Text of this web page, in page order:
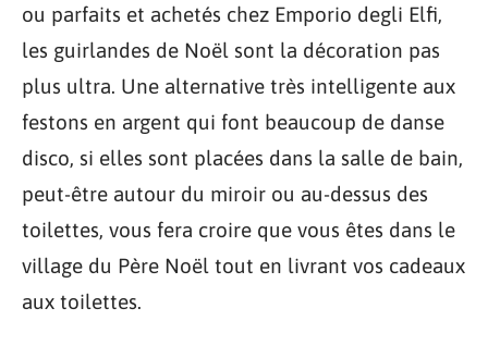
ou parfaits et achetés chez Emporio degli Elfi,
les guirlandes de Noël sont la décoration pas
plus ultra. Une alternative très intelligente aux
festons en argent qui font beaucoup de danse
disco, si elles sont placées dans la salle de bain,
peut-être autour du miroir ou au-dessus des
toilettes, vous fera croire que vous êtes dans le
village du Père Noël tout en livrant vos cadeaux
aux toilettes.